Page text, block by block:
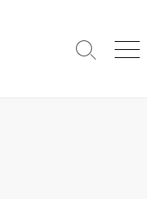
検
メ